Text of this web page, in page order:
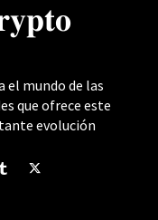
el mundo de las
que ofrece este
evolución